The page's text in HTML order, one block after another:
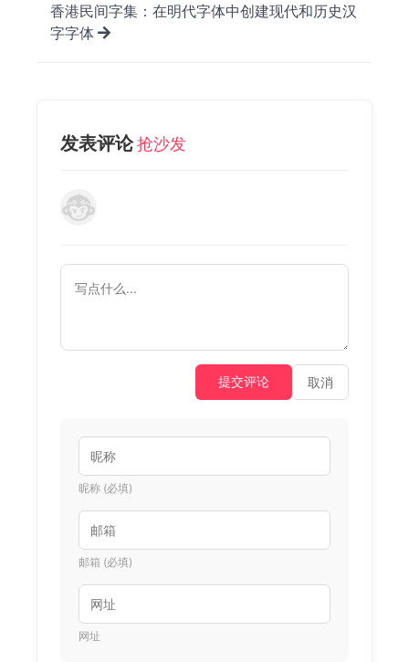
香港民间字集：在明代字体中创建现代和历史汉
字字体
发表评论抢沙发
提交评论 取消
昵称 (必填)
邮箱 (必填)
网址